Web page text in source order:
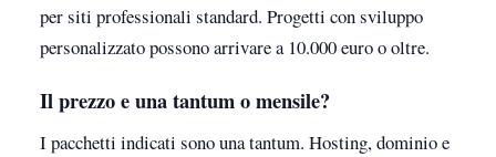
per siti professionali standard. Progetti con sviluppo
personalizzato possono arrivare a 10.000 euro o oltre.
Il prezzo e una tantum o mensile?
I pacchetti indicati sono una tantum. Hosting, dominio e